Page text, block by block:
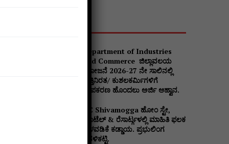
Department of Industries
and Commerce ಜಿಲ್ಲಾವಲಯ
ಯೋಜನೆ 2026-27 ನೇ ಸಾಲಿನಲ್ಲಿ
ವೃತ್ತಿನಿರತ/ ಕುಶಲಕರ್ಮಿಗಳಿಗೆ
ಉಪಕರಣ ಹೊಂದಲು ಅರ್ಜಿ ಆಹ್ವಾನ.
DC Shivamogga ಹೋಂ ಸ್ಟೇ,
ಹೊಟೆಲ್ & ರೆಸಾರ್ಟ್ಗಳಲ್ಲಿ ಮಾಹಿತಿ ಫಲಕ
ಅಳವಡಿಕೆ ಕಡ್ಡಾಯ. ಪ್ರಭುಲಿಂಗ
ಕವಳಿಕಟ್ಟಿ.